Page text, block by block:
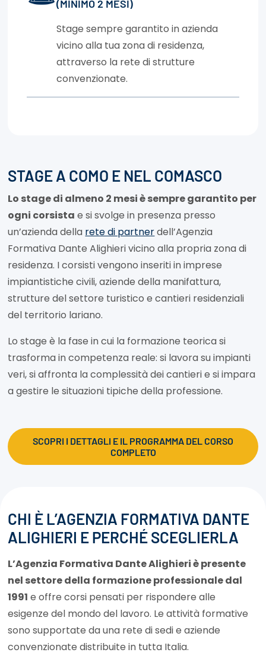
(MINIMO 2 MESI)
Stage sempre garantito in azienda
vicino alla tua zona di residenza,
attraverso la rete di strutture
convenzionate.
STAGE A COMO E NEL COMASCO
Lo stage di almeno 2 mesi è sempre garantito per
ogni corsista e si svolge in presenza presso
un’azienda della rete di partnerdell’Agenzia
Formativa Dante Alighieri vicino alla propria zona di
residenza. I corsisti vengono inseriti in imprese
impiantistiche civili, aziende della manifattura,
strutture del settore turistico e cantieri residenziali
del territorio lariano.
Lo stage è la fase in cui la formazione teorica si
trasforma in competenza reale: si lavora su impianti
veri, si affronta la complessità dei cantieri e si impara
a gestire le situazioni tipiche della professione.
SCOPRI I DETTAGLI E IL PROGRAMMA DEL CORSO
COMPLETO
CHI È L’AGENZIA FORMATIVA DANTE
ALIGHIERI E PERCHÉ SCEGLIERLA
L’Agenzia Formativa Dante Alighieri è presente
nel settore della formazione professionale dal
1991 e offre corsi pensati per rispondere alle
esigenze del mondo del lavoro. Le attività formative
sono supportate da una rete di sedi e aziende
convenzionate distribuite in tutta Italia.